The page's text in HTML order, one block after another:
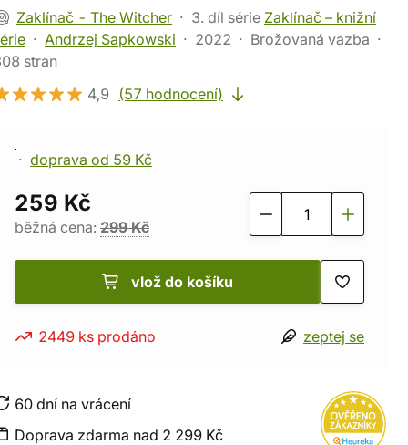
Zaklínač - The Witcher 3. díl série Zaklínač – knižní
Andrzej Sapkowski 2022
Brožovaná vazba
stran
4,9 (57 hodnocení)
doprava od 59 Kč
259 Kč
běžná cena: 299 Kč
vlož do košíku
2449 ks prodáno zeptej se
60 dní na vrácení
Doprava zdarma nad 2 299 Kč